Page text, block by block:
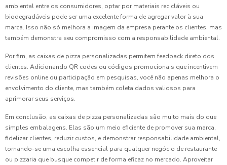
ambiental entre os consumidores, optar por materiais recicláveis ou
biodegradáveis pode ser uma excelente forma de agregar valor à sua
marca. Isso não só melhora a imagem da empresa perante os clientes, mas
também demonstra seu compromisso com a responsabilidade ambiental.
Por fim, as caixas de pizza personalizadas permitem feedback direto dos
clientes. Adicionando QR codes ou códigos promocionais que incentivem
revisões online ou participação em pesquisas, você não apenas melhora o
envolvimento do cliente, mas também coleta dados valiosos para
aprimorar seus serviços.
Em conclusão, as caixas de pizza personalizadas são muito mais do que
simples embalagens. Elas são um meio eficiente de promover sua marca,
fidelizar clientes, reduzir custos, e demonstrar responsabilidade ambiental,
tornando-se uma escolha essencial para qualquer negócio de restaurante
ou pizzaria que busque competir de forma eficaz no mercado. Aproveitar